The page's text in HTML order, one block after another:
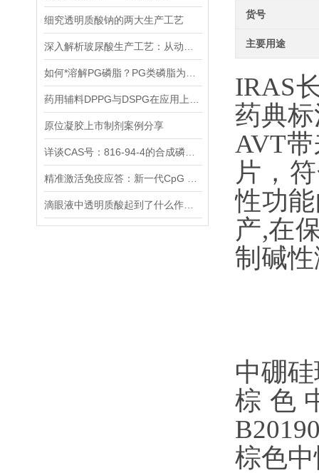
细究透明质酸钠的两大生产工艺
原位凝胶上市制剂案例分享
货号
主要用途
IRAS
药典
AVT
片，
性功
产,在
制碱
中硼
棕色
棕色